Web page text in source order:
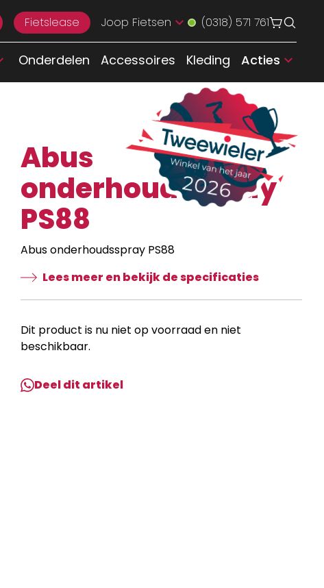
Fietslease Joop Fietsen (0318) 571 761
Onderdelen Accessoires Kleding Acties
Abus
onderhoudsspray
PS88
Abus onderhoudsspray PS88
Lees meer en bekijk de specificaties
Dit product is nu niet op voorraad en niet
beschikbaar.
Deel dit artikel